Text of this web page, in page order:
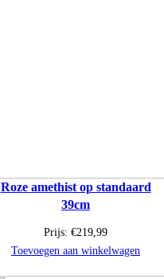
Roze amethist op standaard
39cm
Prijs: €219,99
Toevoegen aan winkelwagen